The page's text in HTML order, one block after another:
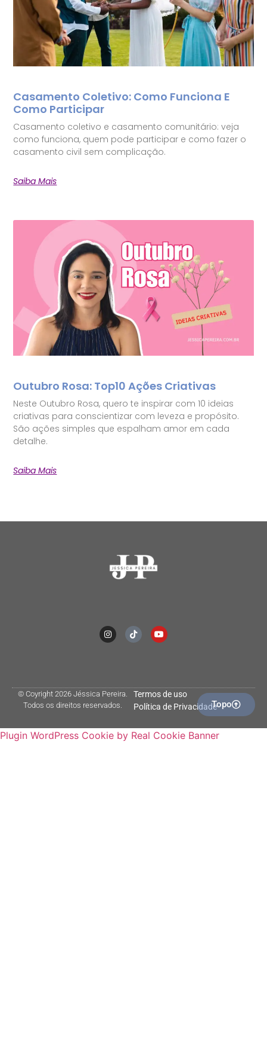
Casamento Coletivo: Como Funciona E
Como Participar
Casamento coletivo e casamento comunitário: veja
como funciona, quem pode participar e como fazer o
casamento civil sem complicação.
Saiba Mais
Outubro Rosa: Top10 Ações Criativas
Neste Outubro Rosa, quero te inspirar com 10 ideias
criativas para conscientizar com leveza e propósito.
São ações simples que espalham amor em cada
detalhe.
Saiba Mais
© Coyright 2026 Jéssica Pereira.
Todos os direitos reservados.
Termos de uso
Política de PrivacidadeTopo
Plugin WordPress Cookie by Real Cookie Banner